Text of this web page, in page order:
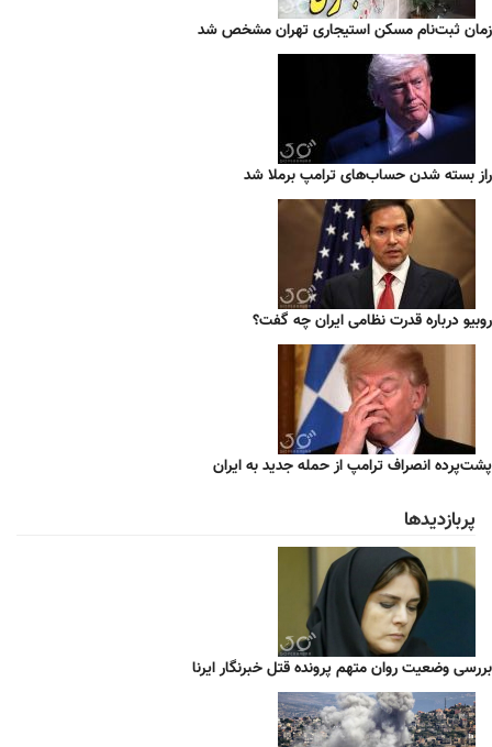
زمان ثبت‌نام مسکن استیجاری تهران مشخص شد
راز بسته شدن حساب‌های ترامپ برملا شد
روبیو درباره قدرت نظامی ایران چه گفت؟
پشت‌پرده انصراف ترامپ از حمله جدید به ایران
پربازدیدها
بررسی وضعیت روان متهم پرونده قتل خبرنگار ایرنا